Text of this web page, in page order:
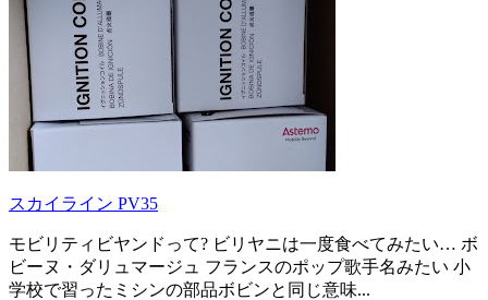
スカイライン PV35
モビリティビヤンドって? ビリヤニは一度食べてみたい… ボ
ビーヌ・ダリュマージュ フランスのポップ歌手名みたい 小
学校で習ったミシンの部品ボビンと同じ意味...